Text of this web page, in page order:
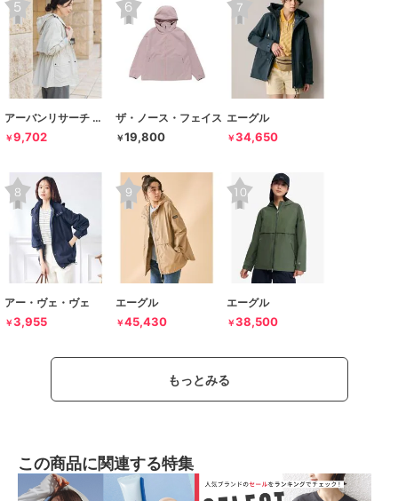
アーバンリサーチ ドアーズ
￥9,702
ザ・ノース・フェイス
￥19,800
エーグル
￥34,650
アー・ヴェ・ヴェ
￥3,955
エーグル
￥45,430
エーグル
￥38,500
もっとみる
この商品に関連する特集